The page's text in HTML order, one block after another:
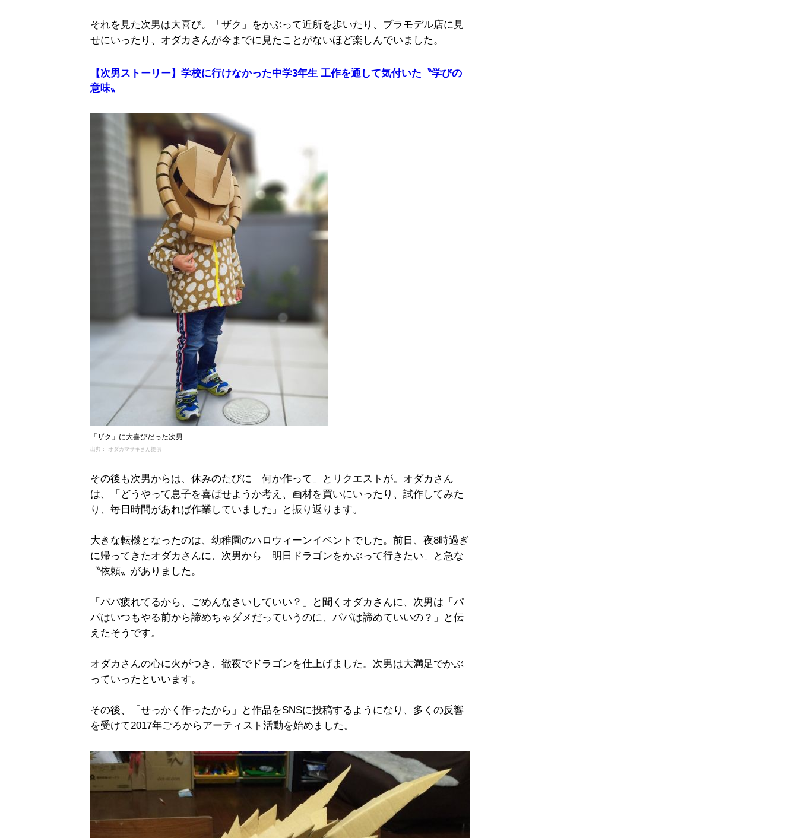
それを見た次男は大喜び。「ザク」をかぶって近所を歩いたり、プラモデル店に見
せにいったり、オダカさんが今までに見たことがないほど楽しんでいました。
【次男ストーリー】学校に行けなかった中学3年生 工作を通して気付いた〝学びの
意味〟
「ザク」に大喜びだった次男
出典： オダカマサキさん提供
その後も次男からは、休みのたびに「何か作って」とリクエストが。オダカさん
は、「どうやって息子を喜ばせようか考え、画材を買いにいったり、試作してみた
り、毎日時間があれば作業していました」と振り返ります。
大きな転機となったのは、幼稚園のハロウィーンイベントでした。前日、夜8時過ぎ
に帰ってきたオダカさんに、次男から「明日ドラゴンをかぶって行きたい」と急な
〝依頼〟がありました。
「パパ疲れてるから、ごめんなさいしていい？」と聞くオダカさんに、次男は「パ
パはいつもやる前から諦めちゃダメだっていうのに、パパは諦めていいの？」と伝
えたそうです。
オダカさんの心に火がつき、徹夜でドラゴンを仕上げました。次男は大満足でかぶ
っていったといいます。
その後、「せっかく作ったから」と作品をSNSに投稿するようになり、多くの反響
を受けて2017年ごろからアーティスト活動を始めました。